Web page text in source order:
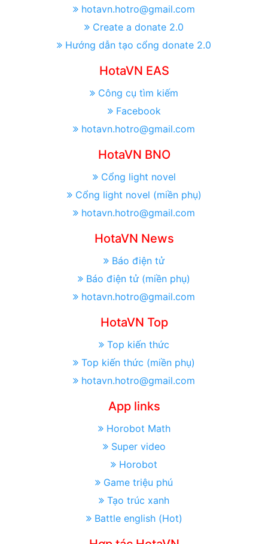
hotavn.hotro@gmail.com
Create a donate 2.0
Hướng dẫn tạo cổng donate 2.0
HotaVN EAS
Công cụ tìm kiếm
Facebook
hotavn.hotro@gmail.com
HotaVN BNO
Cổng light novel
Cổng light novel (miền phụ)
hotavn.hotro@gmail.com
HotaVN News
Báo điện tử
Báo điện tử (miền phụ)
hotavn.hotro@gmail.com
HotaVN Top
Top kiến thức
Top kiến thức (miền phụ)
hotavn.hotro@gmail.com
App links
Horobot Math
Super video
Horobot
Game triệu phú
Tạo trúc xanh
Battle english (Hot)